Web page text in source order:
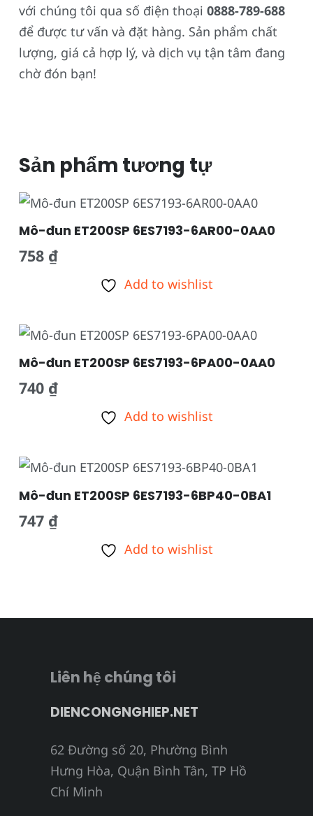
với chúng tôi qua số điện thoại 0888-789-688
để được tư vấn và đặt hàng. Sản phẩm chất
lượng, giá cả hợp lý, và dịch vụ tận tâm đang
chờ đón bạn!
Sản phẩm tương tự
Mô-đun ET200SP 6ES7193-6AR00-0AA0
758 ₫
Add to wishlist
Mô-đun ET200SP 6ES7193-6PA00-0AA0
740 ₫
Add to wishlist
Mô-đun ET200SP 6ES7193-6BP40-0BA1
747 ₫
Add to wishlist
Liên hệ chúng tôi
DIENCONGNGHIEP.NET
62 Đường số 20, Phường Bình
Hưng Hòa, Quận Bình Tân, TP Hồ
Chí Minh